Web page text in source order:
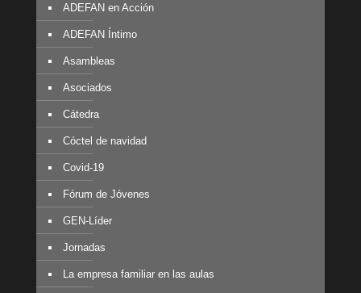
ADEFAN en Acción
ADEFAN Íntimo
Asambleas
Asociados
Cátedra
Cóctel de navidad
Covid-19
Fórum de Jóvenes
GEN-Líder
Jornadas
La empresa familiar en las aulas